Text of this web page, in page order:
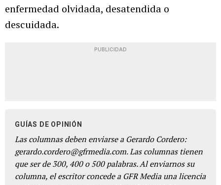
enfermedad olvidada, desatendida o
descuidada.
PUBLICIDAD
GUÍAS DE OPINIÓN
Las columnas deben enviarse a Gerardo Cordero:
gerardo.cordero@gfrmedia.com. Las columnas tienen
que ser de 300, 400 o 500 palabras. Al enviarnos su
columna, el escritor concede a GFR Media una licencia